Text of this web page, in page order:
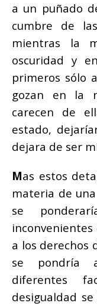
a un puñado
cumbre de
mientras la
oscuridad y
primeros sólo
gozan en la
carecen de
estado,
dejara de ser
Mas estos
materia de
se
a los derechos
se pondría
diferentes
desigualdad